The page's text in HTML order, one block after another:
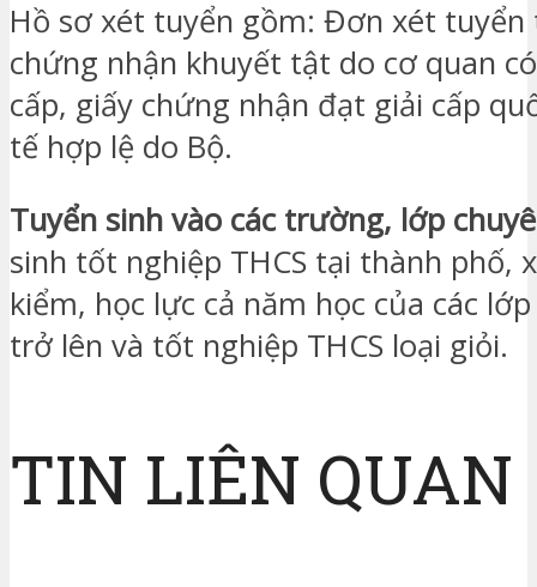
Hồ sơ xét tuyển gồm: Đơn xét tuyển
chứng nhận khuyết tật do cơ quan
cấp, giấy chứng nhận đạt giải cấp
tế hợp lệ do Bộ.
Tuyển sinh vào các trường, lớp
sinh tốt nghiệp THCS tại thành phố,
kiểm, học lực cả năm học của các
trở lên và tốt nghiệp THCS loại giỏi.
TIN LIÊN QUAN